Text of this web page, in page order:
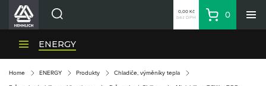
Divize HENNLICH
Aktuality
0,00 Kč
bez DPH
Košík
0
ENERGY
Home ENERGY Produkty Chladiče, výměníky tepla